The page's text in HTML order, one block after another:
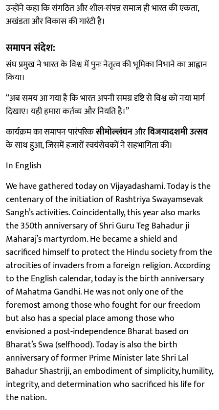
उन्होंने कहा कि संगठित और शील-संपन्न समाज ही भारत की एकता,
अखंडता और विकास की गारंटी है।
समापन संदेश:
संघ प्रमुख ने भारत के विश्व में पुनः नेतृत्व की भूमिका निभाने का आह्वान
किया।
“अब समय आ गया है कि भारत अपनी समग्र दृष्टि से विश्व को नया मार्ग
दिखाए। यही हमारा कर्तव्य और नियति है।”
कार्यक्रम का समापन पारंपरिकसीमोल्लंघनऔरविजयादशमी उत्सव
के साथ हुआ, जिसमें हजारों स्वयंसेवकों ने सहभागिता की।
In English
We have gathered today on Vijayadashami. Today is the
centenary of the initiation of Rashtriya Swayamsevak
Sangh’s activities. Coincidentally, this year also marks
the 350th anniversary of Shri Guru Teg Bahadur ji
Maharaj’s martyrdom. He became a shield and
sacrificed himself to protect the Hindu society from the
atrocities of invaders from a foreign religion. According
to the English calendar, today is the birth anniversary
of Mahatma Gandhi. He was not only one of the
foremost among those who fought for our freedom
but also has a special place among those who
envisioned a post-independence Bharat based on
Bharat’s Swa (selfhood). Today is also the birth
anniversary of former Prime Minister late Shri Lal
Bahadur Shastriji, an embodiment of simplicity, humility,
integrity, and determination who sacrificed his life for
the nation.